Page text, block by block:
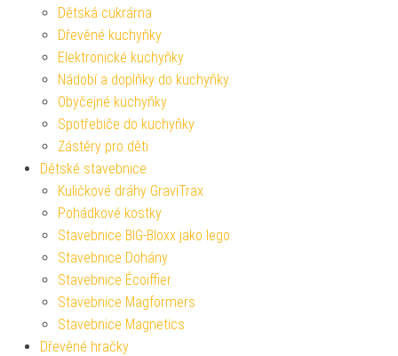
Dětská cukrárna
Dřevěné kuchyňky
Elektronické kuchyňky
Nádobí a doplňky do kuchyňky
Obyčejné kuchyňky
Spotřebiče do kuchyňky
Zástěry pro děti
Dětské stavebnice
Kuličkové dráhy GraviTrax
Pohádkové kostky
Stavebnice BIG-Bloxx jako lego
Stavebnice Dohány
Stavebnice Écoiffier
Stavebnice Magformers
Stavebnice Magnetics
Dřevěné hračky